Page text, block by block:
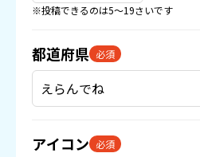
※投稿できるのは5〜19さいです
都道府県 必須
アイコン 必須